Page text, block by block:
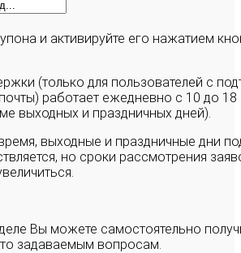
и активируйте его нажатием
(только для пользователей с
работает ежедневно с 10 до
выходных и праздничных дней).
выходные и праздничные дни
но сроки рассмотрения
Вы можете самостоятельно
задаваемым вопросам.